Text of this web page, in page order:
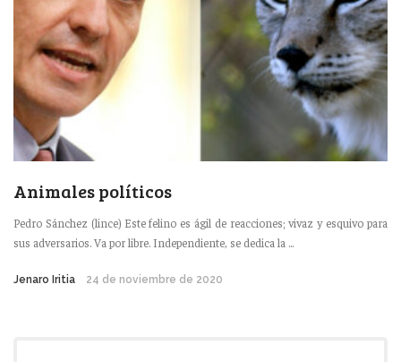
Animales políticos
Pedro Sánchez (lince) Este felino es ágil de reacciones; vivaz y esquivo para
sus adversarios. Va por libre. Independiente, se dedica la ...
Jenaro Iritia 24 de noviembre de 2020